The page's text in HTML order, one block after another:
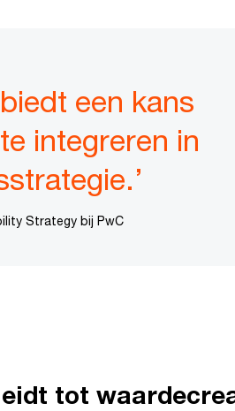
een kans
integreren in
Strategy bij PwC
tot